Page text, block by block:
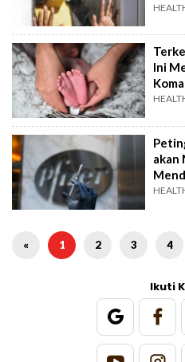
Ini
Koma
akan
« 1 2 3 4
Ikuti